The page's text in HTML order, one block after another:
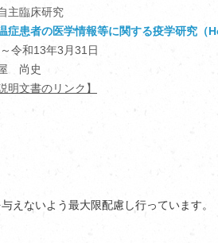
主臨床研究
温症患者の医学情報等に関する疫学研究
令和13年3月31日
尚史
明文書のリンク】
えないよう最大限配慮し行っています。